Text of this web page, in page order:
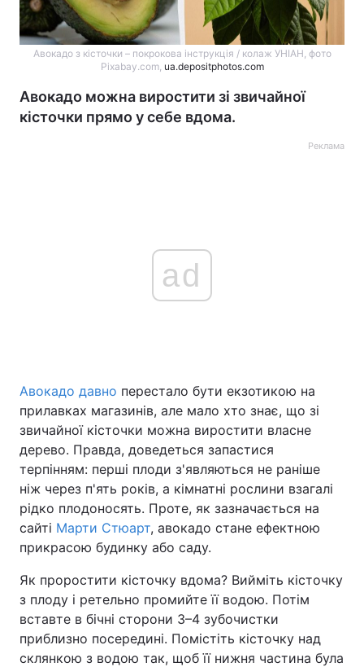
Авокадо з кісточки – покрокова інструкція / колаж УНІАН, фото
Pixabay.com, ua.depositphotos.com
Авокадо можна виростити зі звичайної
кісточки прямо у себе вдома.
Реклама
ad
Авокадо давно перестало бути екзотикою на
прилавках магазинів, але мало хто знає, що зі
звичайної кісточки можна виростити власне
дерево. Правда, доведеться запастися
терпінням: перші плоди з'являються не раніше
ніж через п'ять років, а кімнатні рослини взагалі
рідко плодоносять. Проте, як зазначається на
сайті Марти Стюарт, авокадо стане ефектною
прикрасою будинку або саду.
Як проростити кісточку вдома? Вийміть кісточку
з плоду і ретельно промийте її водою. Потім
вставте в бічні сторони 3–4 зубочистки
приблизно посередині. Помістіть кісточку над
склянкою з водою так, щоб її нижня частина була